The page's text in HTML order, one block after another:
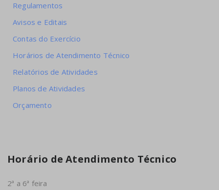
Regulamentos
Avisos e Editais
Contas do Exercício
Horários de Atendimento Técnico
Relatórios de Atividades
Planos de Atividades
Orçamento
Horário de Atendimento Técnico
2ª a 6ª feira